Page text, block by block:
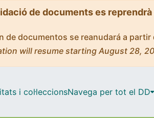
de documents es
de documentos se reanudará a
will resume starting August 28,
i col·leccionsNavega per tot el DD